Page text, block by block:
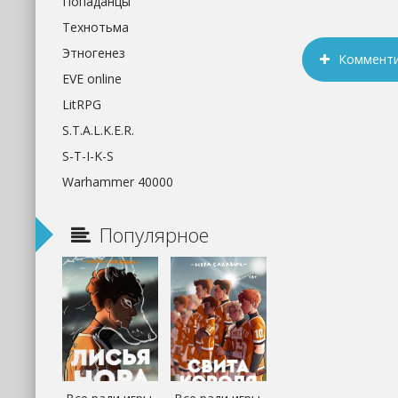
Технотьма
Этногенез
EVE online
LitRPG
S.T.A.L.K.E.R.
S-T-I-K-S
Warhammer 40000
Популярное